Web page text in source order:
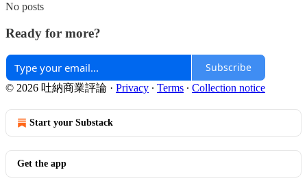
No posts
Ready for more?
Subscribe
© 2026 吐納商業評論 · Privacy ∙ Terms ∙ Collection notice
Start your Substack
Get the app